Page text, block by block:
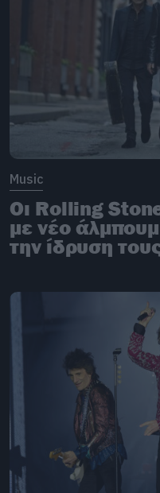
Music
Οι Rolling
με νέο
την ίδρυση